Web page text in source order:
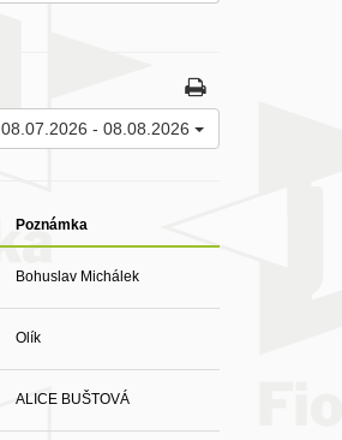
08.07.2026 - 08.08.2026
Poznámka
Bohuslav Michálek
Olík
ALICE BUŠTOVÁ